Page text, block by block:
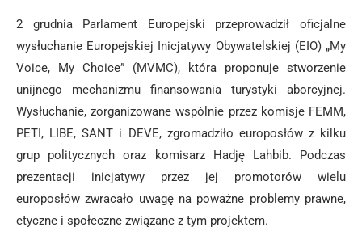
2 grudnia Parlament Europejski przeprowadził oficjalne
wysłuchanie Europejskiej Inicjatywy Obywatelskiej (EIO) „My
Voice, My Choice” (MVMC), która proponuje stworzenie
unijnego mechanizmu finansowania turystyki aborcyjnej.
Wysłuchanie, zorganizowane wspólnie przez komisje FEMM,
PETI, LIBE, SANT i DEVE, zgromadziło europosłów z kilku
grup politycznych oraz komisarz Hadję Lahbib. Podczas
prezentacji inicjatywy przez jej promotorów wielu
europosłów zwracało uwagę na poważne problemy prawne,
etyczne i społeczne związane z tym projektem.